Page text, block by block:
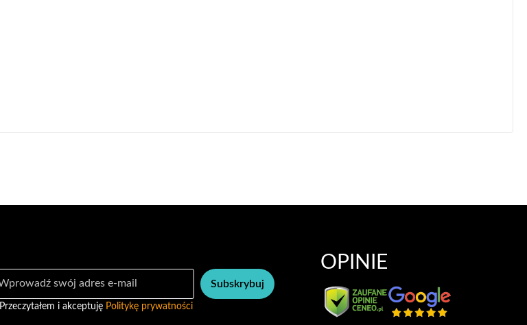
Subskrybuj
Przeczytałem i akceptuję Politykę prywatności
OPINIE